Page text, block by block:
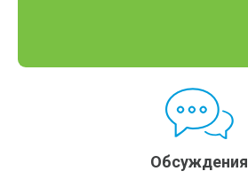
Обсуждения